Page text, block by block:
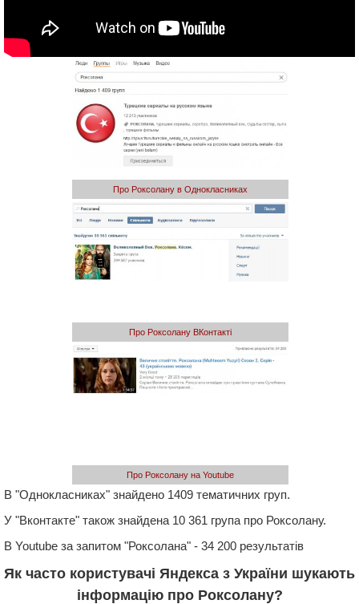
Про Роксолану в Однокласниках
Про Роксолану ВКонтакті
Про Роксолану на Youtube
В "Однокласниках" знайдено 1409 тематичних груп.
У "Вконтакте" також знайдена 10 361 група про Роксолану.
В Youtube за запитом "Роксолана" - 34 200 результатів
Як часто користувачі Яндекса з України шукають
інформацію про Роксолану?